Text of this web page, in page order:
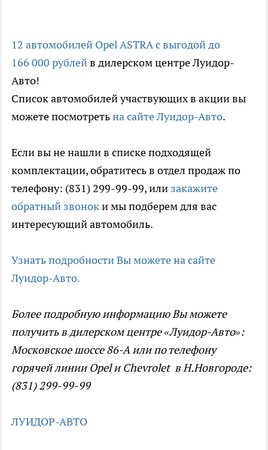
12 автомобилей Opel ASTRA с выгодой до
166 000 рублейв дилерском центре Луидор-
Авто!
Список автомобилей участвующих в акции вы
можете посмотретьна сайте Луидор-Авто.
Если вы не нашли в списке подходящей
комплектации, обратитесь в отдел продаж по
телефону: (831) 299-99-99, или закажите
обратный звоноки мы подберем для вас
интересующий автомобиль.
Узнать подробности Вы можете на сайте
Луидор-Авто.
Более подробную информацию Вы можете
получить в дилерском центре «Луидор-Авто»:
Московское шоссе 86-А или по телефону
горячей линии Opel и Chevrolet в Н.Новгороде:
(831) 299-99-99
ЛУИДОР-АВТО